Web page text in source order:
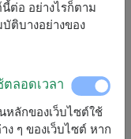
นนุ่มพร้อมกับช่อ
ต่อ อย่างไรก็ตาม
ติบางอย่างของ
ตลอดเวลา
หลักของเว็บไซต์ใช้
ง ๆ ของเว็บไซต์ หาก